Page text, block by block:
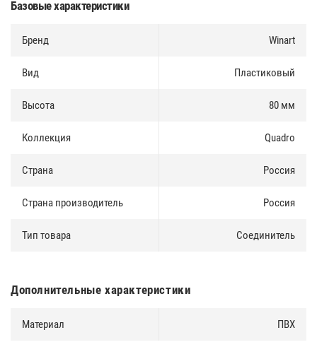
Доставка по Москве и Московской области осуществлятся
транспортные компании.
Базовые характеристики
Бренд Winart
Вид Пластиковый
Высота 80 мм
Коллекция Quadro
Страна Россия
Страна производитель Россия
Тип товара Соединитель
Дополнительные характеристики
Материал ПВХ